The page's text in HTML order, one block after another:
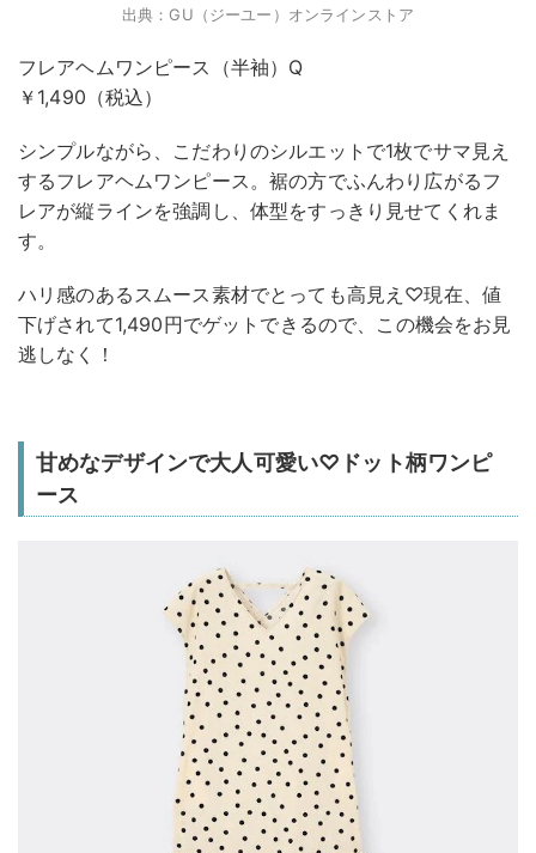
出典：GU（ジーユー）オンラインストア
フレアヘムワンピース（半袖）Q
￥1,490（税込）
シンプルながら、こだわりのシルエットで1枚でサマ見え
するフレアヘムワンピース。裾の方でふんわり広がるフ
レアが縦ラインを強調し、体型をすっきり見せてくれま
す。
ハリ感のあるスムース素材でとっても高見え♡現在、値
下げされて1,490円でゲットできるので、この機会をお見
逃しなく！
甘めなデザインで大人可愛い♡ドット柄ワンピ
ース